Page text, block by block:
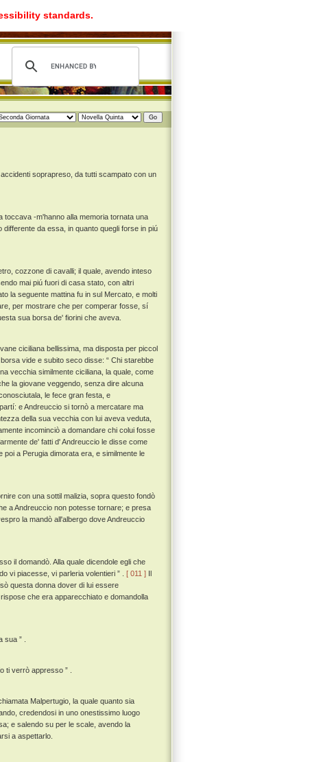
standards.
soprapreso, da tutti scampato con un
toccava -m'hanno alla memoria tornata una
da essa, in quanto quegli forse in piú
cozzone di cavalli; il quale, avendo inteso
mai piú fuori di casa stato, con altri
la seguente mattina fu in sul Mercato, e molti
per mostrare che per comperar fosse, sí
sua borsa de' fiorini che aveva.
ciciliana bellissima, ma disposta per piccol
vide e subito seco disse: “ Chi starebbe
vecchia similmente ciciliana, la quale, come
la giovane veggendo, senza dire alcuna
le fece gran festa, e
e Andreuccio si tornò a mercatare ma
della sua vecchia con lui aveva veduta,
incominciò a domandare chi colui fosse
de' fatti d' Andreuccio le disse come
a Perugia dimorata era, e similmente le
con una sottil malizia, sopra questo fondò
a Andreuccio non potesse tornare; e presa
la mandò all'albergo dove Andreuccio
il domandò. Alla quale dicendole egli che
vi piacesse, vi parleria volentieri ” . [ 011 ] Il
questa donna dover di lui essere
che era apparecchiato e domandolla
” .
ti verrò appresso ” .
Malpertugio, la quale quanto sia
credendosi in uno onestissimo luogo
e salendo su per le scale, avendo la
a aspettarlo.